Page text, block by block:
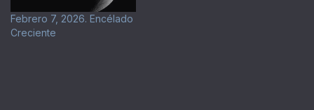
Febrero 7, 2026. Encélado
Creciente